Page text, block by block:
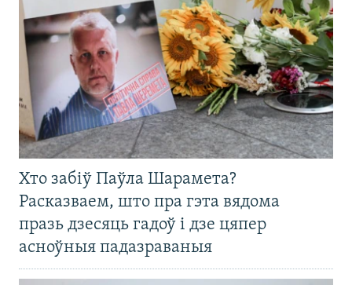
Хто забіў Паўла Шарамета?
Расказваем, што пра гэта вядома
празь дзесяць гадоў і дзе цяпер
асноўныя падазраваныя